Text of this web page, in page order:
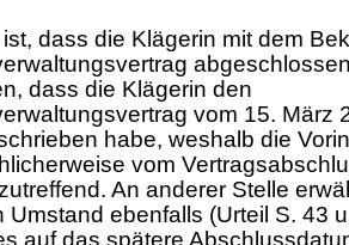
dass die Klägerin mit dem
dass die Klägerin den
vom 15. März
habe, weshalb die
vom
An anderer Stelle
Umstand ebenfalls (Urteil S. 43
auf das spätere